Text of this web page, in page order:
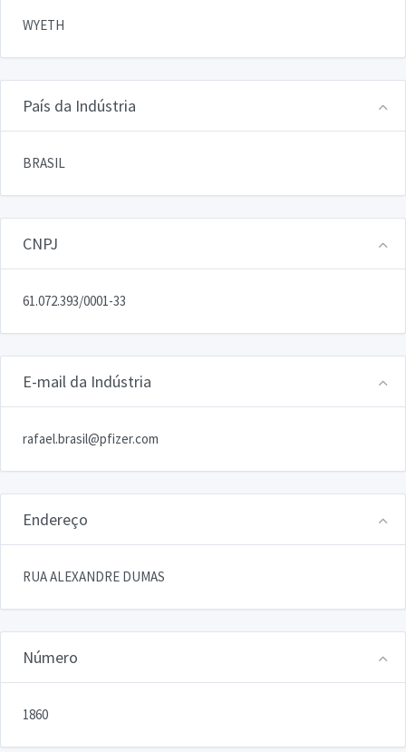
WYETH
País da Indústria
BRASIL
CNPJ
61.072.393/0001-33
E-mail da Indústria
rafael.brasil@pfizer.com
Endereço
RUA ALEXANDRE DUMAS
Número
1860